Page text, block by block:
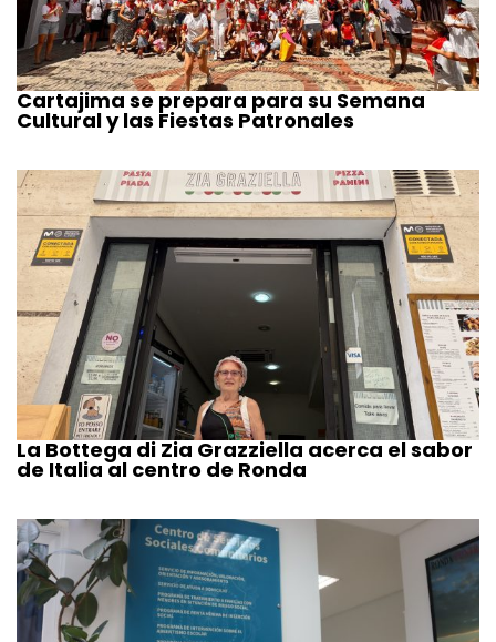
Cartajima se prepara para su Semana
Cultural y las Fiestas Patronales
La Bottega di Zia Grazziella acerca el sabor
de Italia al centro de Ronda